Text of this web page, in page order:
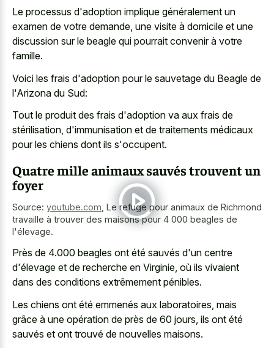
Le processus d'adoption implique généralement un
examen de votre demande, une visite à domicile et une
discussion sur le beagle qui pourrait convenir à votre
famille.
Voici les frais d'adoption pour le sauvetage du Beagle de
l'Arizona du Sud:
Tout le produit des frais d'adoption va aux frais de
stérilisation, d'immunisation et de traitements médicaux
pour les chiens dont ils s'occupent.
Quatre mille animaux sauvés trouvent un
foyer
Source: youtube.com Le refuge pour animaux de Richmond
travaille à trouver des maisons pour 4 000 beagles de
l'élevage.
Près de 4.000 beagles ont été sauvés d'un centre
d'élevage et de recherche en Virginie, où ils vivaient
dans des conditions extrêmement pénibles.
Les chiens ont été emmenés aux laboratoires, mais
grâce à une opération de près de 60 jours, ils ont été
sauvés et ont trouvé de nouvelles maisons.